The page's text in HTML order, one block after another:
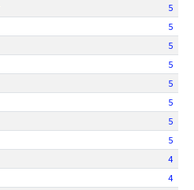
5
5
5
5
5
5
5
5
4
4